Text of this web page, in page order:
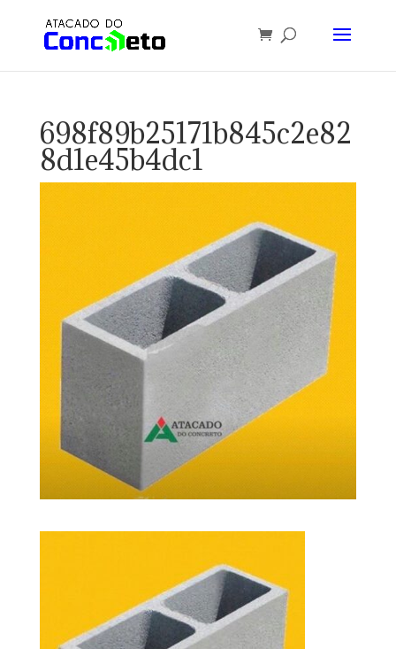
698f89b25171b845c2e82
8d1e45b4dc1